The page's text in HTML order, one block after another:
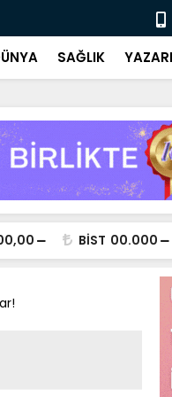
Ulusal ve
SAĞLIK
BİST 00.000